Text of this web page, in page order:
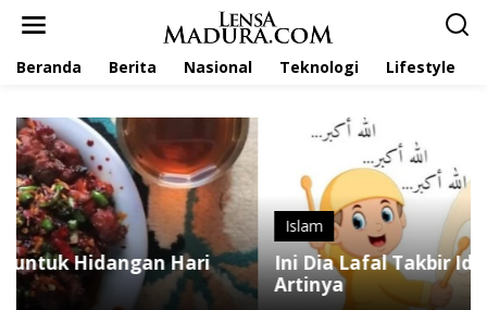
Beranda Berita Nasional Teknologi Lifestyle
Islam
Ini Dia Lafal Takbir Idul Adha: Arab, Latin dan
Artinya